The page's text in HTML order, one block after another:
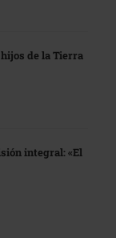
de la Tierra
integral: «El